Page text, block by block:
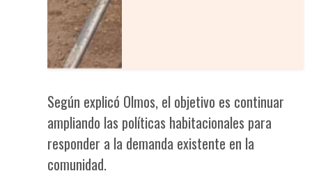
Según explicó Olmos, el objetivo es continuar
ampliando las políticas habitacionales para
responder a la demanda existente en la
comunidad.